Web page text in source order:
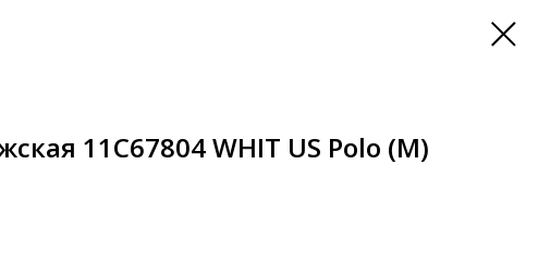
11C67804 WHIT US Polo (M)